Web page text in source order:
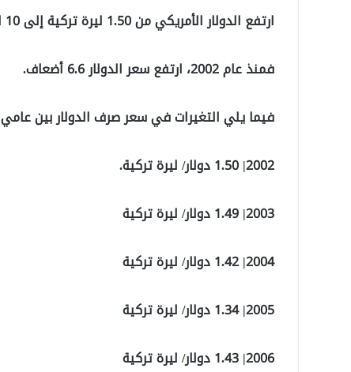
ارتفع الدولار الأمريكي من 1.50 ليرة تركية إلى 10 ليرة تركية في 19 عامًا.
فمنذ عام 2002، ارتفع سعر الدولار 6.6 أضعاف.
فيما يلي التغيرات في سعر صرف الدولار بين عامي 2002 و 2021:
2002| 1.50 دولار/ ليرة تركية.
2003| 1.49 دولار/ ليرة تركية
2004| 1.42 دولار/ ليرة تركية
2005| 1.34 دولار/ ليرة تركية
2006| 1.43 دولار/ ليرة تركية